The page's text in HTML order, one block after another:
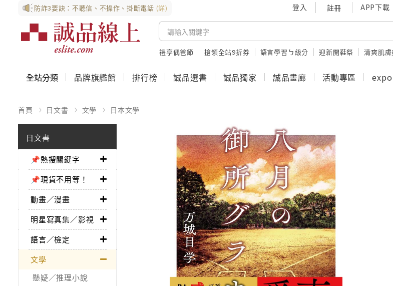
防詐3要訣：不聽信、不操作、掛斷電話 (詳) 登入 註冊 APP下載
禮享偶爸節 搶領全站9折券 語言學習ㄅ級分 迎新開鞋祭 清爽肌
全站分類 品牌旗艦館 排行榜 誠品選書 誠品獨家 誠品畫廊 活動專區 expo
首頁 日文書 文學 日本文學
日文書
📌熱搜關鍵字
📌現貨不用等！
動畫／漫畫
明星寫真集／影視
語言／檢定
文學
懸疑／推理小說